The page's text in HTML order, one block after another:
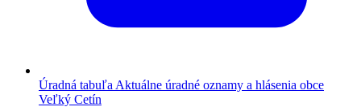
Úradná tabuľa Aktuálne úradné oznamy a hlásenia obce
Veľký Cetín